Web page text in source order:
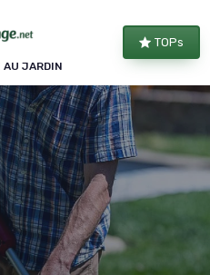
AU JARDIN
TOPs